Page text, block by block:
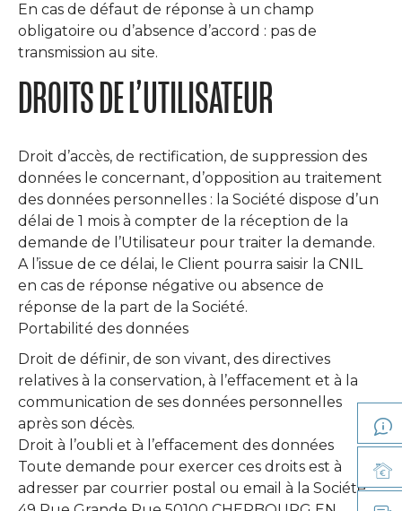
En cas de défaut de réponse à un champ
obligatoire ou d’absence d’accord : pas de
transmission au site.
DROITS DE L’UTILISATEUR
Droit d’accès, de rectification, de suppression des
données le concernant, d’opposition au traitement
des données personnelles : la Société dispose d’un
délai de 1 mois à compter de la réception de la
demande de l’Utilisateur pour traiter la demande.
A l’issue de ce délai, le Client pourra saisir la CNIL
en cas de réponse négative ou absence de
réponse de la part de la Société.
Portabilité des données
Droit de définir, de son vivant, des directives
relatives à la conservation, à l’effacement et à la
communication de ses données personnelles
après son décès.
Droit à l’oubli et à l’effacement des données
Toute demande pour exercer ces droits est à
adresser par courrier postal ou email à la Société,